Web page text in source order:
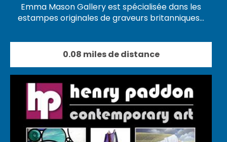
Emma Mason Gallery est spécialisée dans les
estampes originales de graveurs britanniques…
0.08 miles de distance